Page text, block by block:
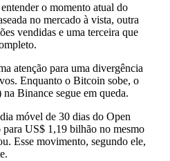
o momento atual do
no mercado à vista, outra
vendidas e uma terceira que
atenção para uma divergência
Enquanto o Bitcoin sobe, o
Binance segue em queda.
móvel de 30 dias do Open
US$ 1,19 bilhão no mesmo
Esse movimento, segundo ele,